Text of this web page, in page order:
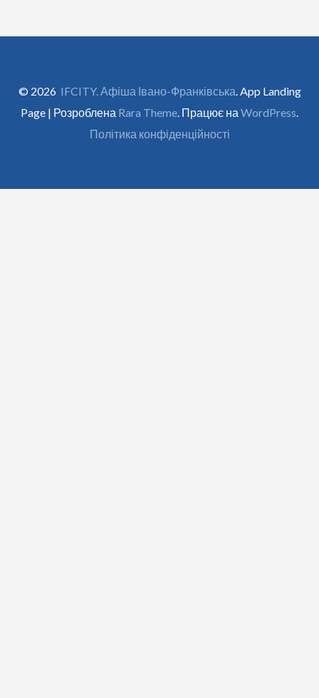
© 2026 IFCITY. Афіша Івано-Франківська . App Landing
Page | Розроблена Rara Theme . Працює на WordPress
Політика конфіденційності